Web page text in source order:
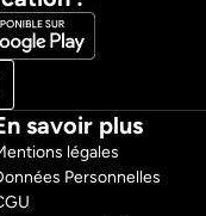
savoir plus
légales
Personnelles